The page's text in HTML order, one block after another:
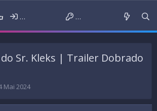
Iniciar sessão Criar conta
Sr. Kleks | Trailer Dobrado
Mai 2024